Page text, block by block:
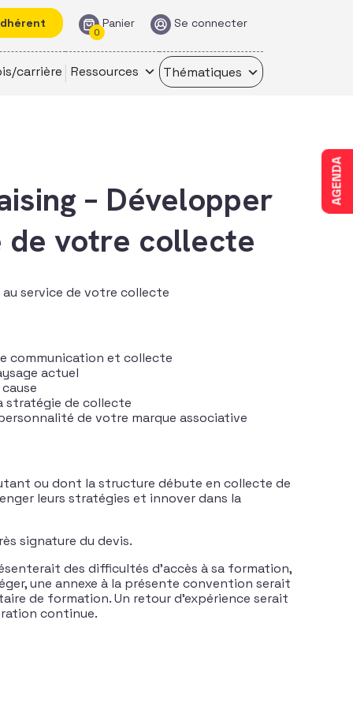
Panier
0
Se connecter
carrière Ressources Thématiques
AGENDA
– Développer
de votre collecte
service de votre collecte
communication et collecte
actuel
stratégie de collecte
de votre marque associative
ou dont la structure débute en collecte de
leurs stratégies et innover dans la
signature du devis.
des difficultés d’accès à sa formation,
une annexe à la présente convention serait
de formation. Un retour d’expérience serait
continue.
au service de votre collecte